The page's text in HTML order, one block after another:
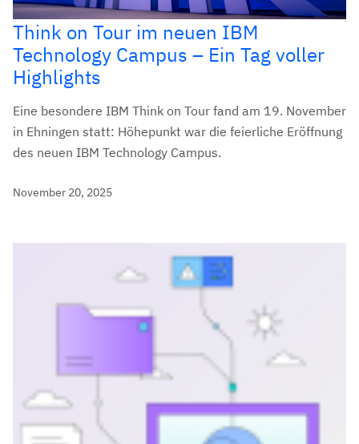
Think on Tour im neuen IBM
Technology Campus – Ein Tag voller
Highlights
Eine besondere IBM Think on Tour fand am 19. November
in Ehningen statt: Höhepunkt war die feierliche Eröffnung
des neuen IBM Technology Campus.
November 20, 2025